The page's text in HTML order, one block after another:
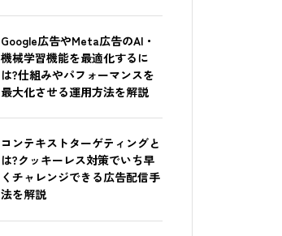
Google広告やMeta広告のAI・
機械学習機能を最適化するに
は?仕組みやパフォーマンスを
最大化させる運用方法を解説
コンテキストターゲティングと
は?クッキーレス対策でいち早
くチャレンジできる広告配信手
法を解説